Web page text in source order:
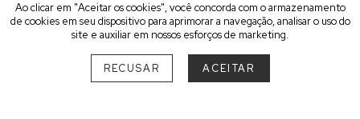
Ao clicar em "Aceitar os cookies", você concorda com o armazenamento
de cookies em seu dispositivo para aprimorar a navegação, analisar o uso do
site e auxiliar em nossos esforços de marketing.
RECUSAR ACEITAR